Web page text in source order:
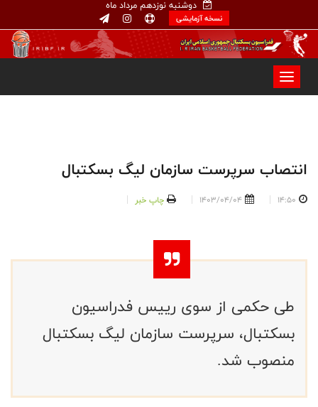
دوشنبه نوزدهم مرداد ماه
نسخه آزمایشی
انتصاب سرپرست سازمان لیگ بسکتبال
14:50
1403/04/04 چاپ خبر
طی حکمی از سوی رییس فدراسیون
بسکتبال، سرپرست سازمان لیگ بسکتبال
منصوب شد.